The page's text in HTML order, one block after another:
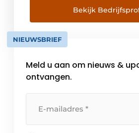
genaamd. In België bedienen
3000 klanten die actief zijn in
verscheidenheid van
online tools die terug te
Bekijk
NIEUWSBRIEF
Meld u aan om nieuws &
ontvangen.